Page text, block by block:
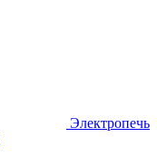
Электропечь